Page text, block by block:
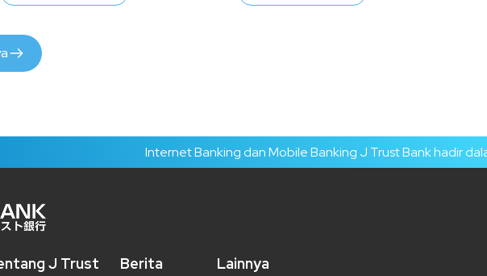
Internet Banking dan Mobile Banking J Trust Bank hadir dalam
J Trust Berita Lainnya